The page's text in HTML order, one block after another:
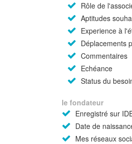
Rôle de
Aptitudes
Experience à
Déplacements
Commentaires
Echéance
Status du
le fondateur
Enregistré sur
Date de
Mes réseaux